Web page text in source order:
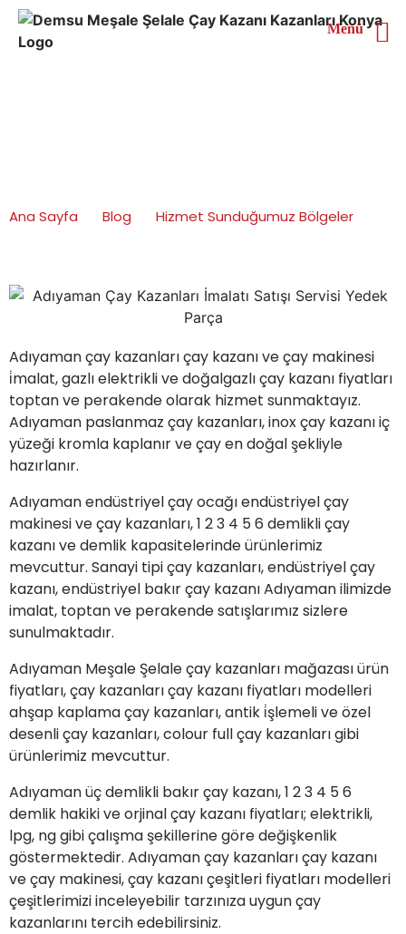
Ana Sayfa Blog
Hizmet Sunduğumuz Bölgeler
Adıyaman çay kazanları çay kazanı ve çay makinesi
i̇malat, gazlı elektrikli ve doğalgazlı çay kazanı fiyatları
toptan ve perakende olarak hizmet sunmaktayız.
Adıyaman paslanmaz çay kazanları, inox çay kazanı iç
yüzeği kromla kaplanır ve çay en doğal şekliyle
hazırlanır.
Adıyaman endüstriyel çay ocağı endüstriyel çay
makinesi ve çay kazanları, 1 2 3 4 5 6 demlikli çay
kazanı ve demlik kapasitelerinde ürünlerimiz
mevcuttur. Sanayi tipi çay kazanları, endüstriyel çay
kazanı, endüstriyel bakır çay kazanı Adıyaman ilimizde
imalat, toptan ve perakende satışlarımız sizlere
sunulmaktadır.
Adıyaman Meşale Şelale çay kazanları mağazası ürün
fiyatları, çay kazanları çay kazanı fiyatları modelleri
ahşap kaplama çay kazanları, antik i̇şlemeli ve özel
desenli çay kazanları, colour full çay kazanları gibi
ürünlerimiz mevcuttur.
Adıyaman üç demlikli bakır çay kazanı, 1 2 3 4 5 6
demlik hakiki ve orjinal çay kazanı fiyatları; elektrikli,
lpg, ng gibi çalışma şekillerine göre değişkenlik
göstermektedir. Adıyaman çay kazanları çay kazanı
ve çay makinesi, çay kazanı çeşitleri fiyatları modelleri
çeşitlerimizi inceleyebilir tarzınıza uygun çay
kazanlarını tercih edebilirsiniz.
Menü